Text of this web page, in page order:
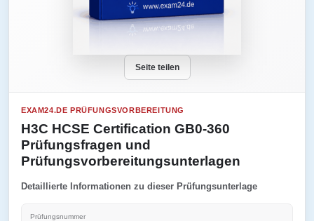
Seite teilen
EXAM24.DE PRÜFUNGSVORBEREITUNG
H3C HCSE Certification GB0-360
Prüfungsfragen und
Prüfungsvorbereitungsunterlagen
Detaillierte Informationen zu dieser Prüfungsunterlage
Prüfungsnummer